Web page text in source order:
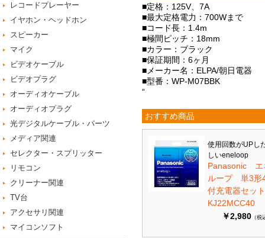
レコードプレーヤー
イヤホン・ヘッドホン
スピーカー
マイク
ビデオケーブル
ビデオプラグ
オーディオケーブル
オーディオプラグ
光デジタルケーブル・パーツ
メディア関連
セレクター・スプリッター
リモコン
クリーナー関連
TV台
アクセサリ関連
マイコンソフト
■定格：125V、7A
■最大定格電力：700Wまで
■コード長：1.4m
■極間ピッチ：18mm
■カラー：ブラック
■保証期間：6ヶ月
■メーカー名：ELPA/朝日電器
■型番：WP-M07BBK
“
おすすめ商品
使用回数がUPし
しいeneloop
Panasonic エ
ループ 単3形
付充電器セッ
KJ22MCC40
￥2,980 （税